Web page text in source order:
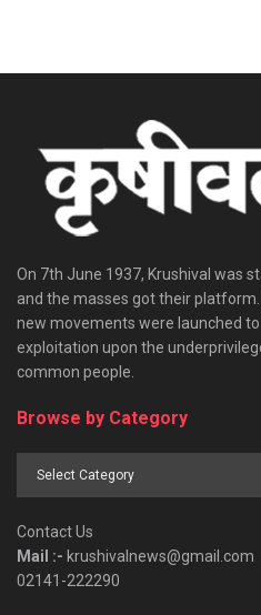
On 7th June 1937, Krushival was
and the masses got their
new movements were launched
exploitation upon the
common people.
Browse by Category
Contact Us
Mail :- krushivalnews@gmail.com
02141-222290